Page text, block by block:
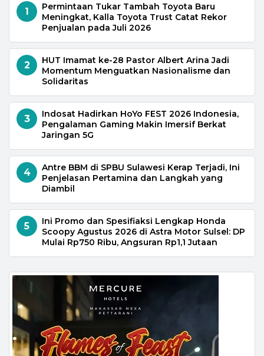
1
Permintaan Tukar Tambah Toyota Baru
Meningkat, Kalla Toyota Trust Catat Rekor
Penjualan pada Juli 2026
2
HUT Imamat ke-28 Pastor Albert Arina Jadi
Momentum Menguatkan Nasionalisme dan
Solidaritas
3
Indosat Hadirkan HoYo FEST 2026 Indonesia,
Pengalaman Gaming Makin Imersif Berkat
Jaringan 5G
4
Antre BBM di SPBU Sulawesi Kerap Terjadi, Ini
Penjelasan Pertamina dan Langkah yang
Diambil
5
Ini Promo dan Spesifiaksi Lengkap Honda
Scoopy Agustus 2026 di Astra Motor Sulsel: DP
Mulai Rp750 Ribu, Angsuran Rp1,1 Jutaan